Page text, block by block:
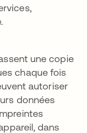
une copie
chaque fois
autoriser
données
dans